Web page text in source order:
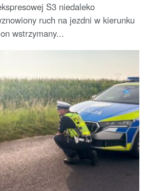
S3 niedaleko
ruch na jezdni w kierunku
wstrzymany...